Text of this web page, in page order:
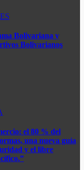
Bolivariana y
Bolivarianos
el 80 % del
una nueva guía
y el libre